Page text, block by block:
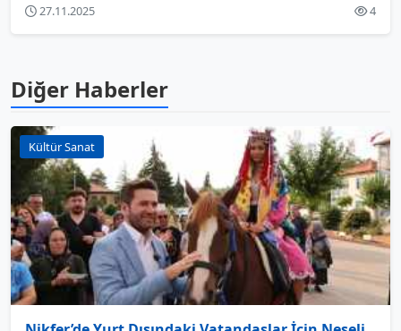
27.11.2025 4
Diğer Haberler
Kültür Sanat